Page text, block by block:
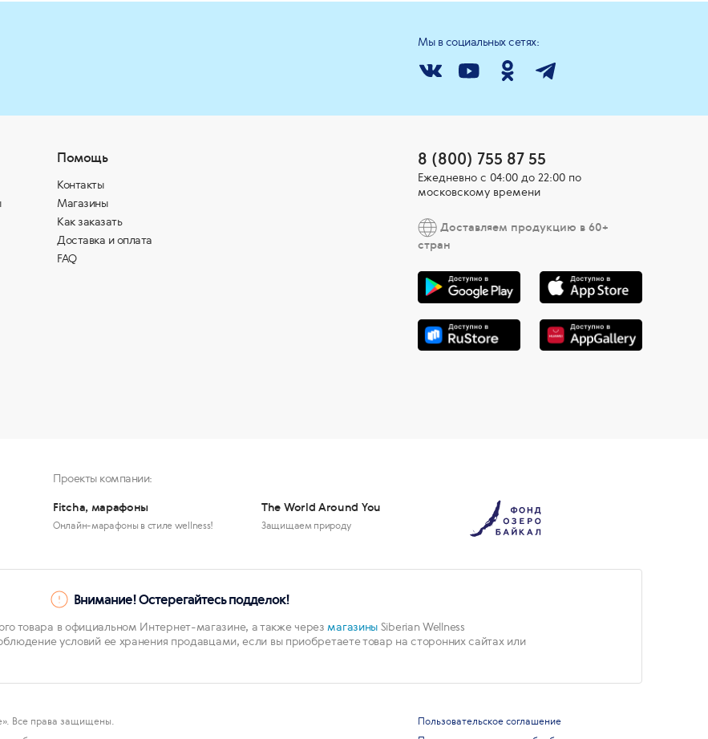
Мы в социальных сетях:
Помощь
Контакты
Магазины
Как заказать
Доставка и оплата
FAQ
8 (800) 755 87 55
Ежедневно c 04:00 до 22:00 по
московскому времени
Доставляем продукцию в 60+
стран
Проекты компании:
Fitcha, марафоны
Онлайн-марафоны в стиле wellness!
The World Around You
Защищаем природу
Внимание! Остерегайтесь подделок!
товара в официальном Интернет-магазине, а также черезмагазины Siberian Wellness
условий ее хранения продавцами, если вы приобретаете товар на сторонних сайтах или
Все права защищены.
Пользовательское соглашение